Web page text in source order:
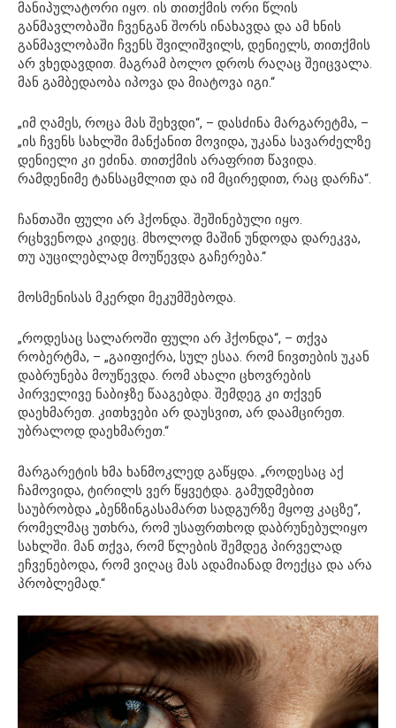
მანიპულატორი იყო. ის თითქმის ორი წლის
განმავლობაში ჩვენგან შორს ინახავდა და ამ ხნის
განმავლობაში ჩვენს შვილიშვილს, დენიელს, თითქმის
არ ვხედავდით. მაგრამ ბოლო დროს რაღაც შეიცვალა.
მან გამბედაობა იპოვა და მიატოვა იგი.“
„იმ ღამეს, როცა მას შეხვდი“, – დასძინა მარგარეტმა, –
„ის ჩვენს სახლში მანქანით მოვიდა, უკანა სავარძელზე
დენიელი კი ეძინა. თითქმის არაფრით წავიდა.
რამდენიმე ტანსაცმლით და იმ მცირედით, რაც დარჩა“.
ჩანთაში ფული არ ჰქონდა. შეშინებული იყო.
რცხვენოდა კიდეც. მხოლოდ მაშინ უნდოდა დარეკვა,
თუ აუცილებლად მოუწევდა გაჩერება.“
მოსმენისას მკერდი მეკუმშებოდა.
„როდესაც სალაროში ფული არ ჰქონდა“, – თქვა
რობერტმა, – „გაიფიქრა, სულ ესაა. რომ ნივთების უკან
დაბრუნება მოუწევდა. რომ ახალი ცხოვრების
პირველივე ნაბიჯზე წააგებდა. შემდეგ კი თქვენ
დაეხმარეთ. კითხვები არ დაუსვით, არ დაამცირეთ.
უბრალოდ დაეხმარეთ.“
მარგარეტის ხმა ხანმოკლედ გაწყდა. „როდესაც აქ
ჩამოვიდა, ტირილს ვერ წყვეტდა. გამუდმებით
საუბრობდა „ბენზინგასამართ სადგურზე მყოფ კაცზე“,
რომელმაც უთხრა, რომ უსაფრთხოდ დაბრუნებულიყო
სახლში. მან თქვა, რომ წლების შემდეგ პირველად
ეჩვენებოდა, რომ ვიღაც მას ადამიანად მოექცა და არა
პრობლემად.“